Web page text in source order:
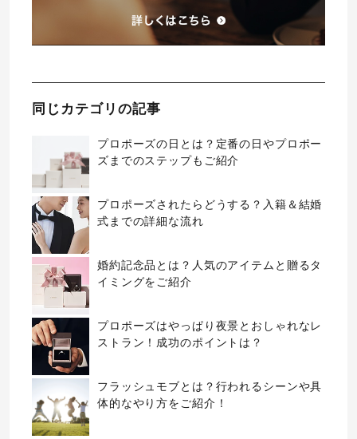
同じカテゴリの記事
プロポーズの日とは？定番の日やプロポー
ズまでのステップもご紹介
プロポーズされたらどうする？入籍＆結婚
式までの詳細な流れ
婚約記念品とは？人気のアイテムと贈るタ
イミングをご紹介
プロポーズはやっぱり夜景とおしゃれなレ
ストラン！成功のポイントは？
フラッシュモブとは？行われるシーンや具
体的なやり方をご紹介！